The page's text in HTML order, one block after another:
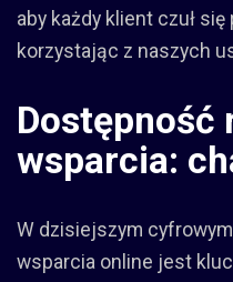
aby każdy klient czuł
korzystając z naszych
Dostępność
wsparcia:
W dzisiejszym
wsparcia online jest